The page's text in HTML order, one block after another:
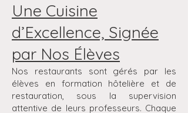
Une Cuisine
d’Excellence, Signée
par Nos Élèves
Nos restaurants sont gérés par les
élèves en formation hôtelière et de
restauration, sous la supervision
attentive de leurs professeurs. Chaque